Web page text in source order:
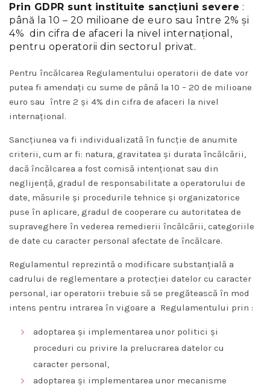
Prin GDPR sunt instituite sancţiuni severe :
până la 10 – 20 milioane de euro sau între 2% şi
4% din cifra de afaceri la nivel internaţional,
pentru operatorii din sectorul privat.
Pentru încălcarea Regulamentului operatorii de date vor
putea fi amendați cu sume de până la 10 – 20 de milioane
euro sau între 2 și 4% din cifra de afaceri la nivel
internațional.
Sancțiunea va fi individualizată în funcție de anumite
criterii, cum ar fi: natura, gravitatea și durata încălcării,
dacă încălcarea a fost comisă intenționat sau din
neglijență, gradul de responsabilitate a operatorului de
date, măsurile și procedurile tehnice și organizatorice
puse în aplicare, gradul de cooperare cu autoritatea de
supraveghere în vederea remedierii încălcării, categoriile
de date cu caracter personal afectate de încălcare.
Regulamentul reprezintă o modificare substanțială a
cadrului de reglementare a protecției datelor cu caracter
personal, iar operatorii trebuie să se pregătească în mod
intens pentru intrarea în vigoare a Regulamentului prin :
adoptarea și implementarea unor politici și
proceduri cu privire la prelucrarea datelor cu
caracter personal,
adoptarea și implementarea unor mecanisme